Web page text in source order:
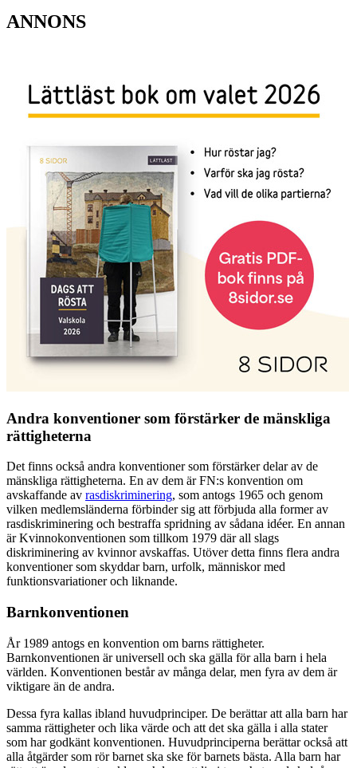
ANNONS
Andra konventioner som förstärker de mänskliga
rättigheterna
Det finns också andra konventioner som förstärker delar av de
mänskliga rättigheterna. En av dem är FN:s konvention om
avskaffande av rasdiskriminering, som antogs 1965 och genom
vilken medlemsländerna förbinder sig att förbjuda alla former av
rasdiskriminering och bestraffa spridning av sådana idéer. En annan
är Kvinnokonventionen som tillkom 1979 där all slags
diskriminering av kvinnor avskaffas. Utöver detta finns flera andra
konventioner som skyddar barn, urfolk, människor med
funktionsvariationer och liknande.
Barnkonventionen
År 1989 antogs en konvention om barns rättigheter.
Barnkonventionen är universell och ska gälla för alla barn i hela
världen. Konventionen består av många delar, men fyra av dem är
viktigare än de andra.
Dessa fyra kallas ibland huvudprinciper. De berättar att alla barn har
samma rättigheter och lika värde och att det ska gälla i alla stater
som har godkänt konventionen. Huvudprinciperna berättar också att
alla åtgärder som rör barnet ska ske för barnets bästa. Alla barn har